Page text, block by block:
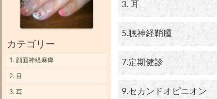
3. 耳
5.聴神経鞘腫
7.定期健診
9.セカンドオピニオン
カテゴリー
1. 顔面神経麻痺
2. 目
3. 耳